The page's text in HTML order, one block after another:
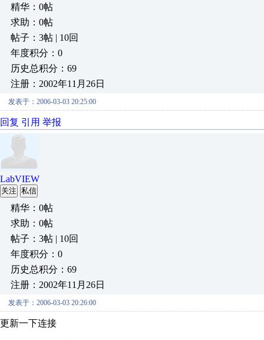
精华：0帖
求助：0帖
帖子：3帖 | 10回
年度积分：0
历史总积分：69
注册：2002年11月26日
发表于：2006-03-03 20:25:00
回复 引用 举报
LabVIEW
关注 私信
精华：0帖
求助：0帖
帖子：3帖 | 10回
年度积分：0
历史总积分：69
注册：2002年11月26日
发表于：2006-03-03 20:26:00
更新一下连接